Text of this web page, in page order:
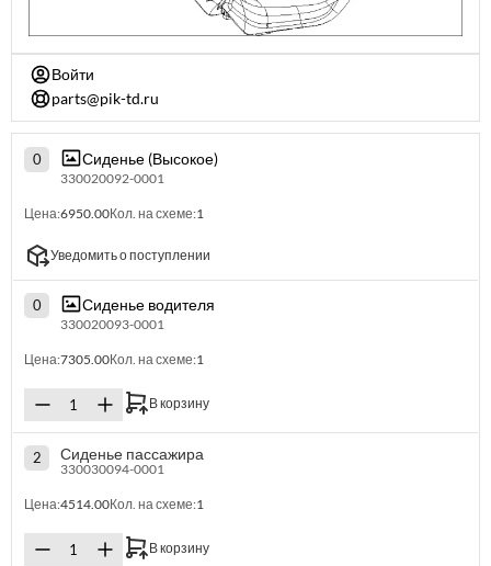
Войти
parts@pik-td.ru
0 Сиденье (Высокое)
330020092-0001
Цена:6950.00Кол. на схеме:1
Уведомить о поступлении
0 Сиденье водителя
330020093-0001
Цена:7305.00Кол. на схеме:1
В корзину
2 Сиденье пассажира
330030094-0001
Цена:4514.00Кол. на схеме:1
В корзину